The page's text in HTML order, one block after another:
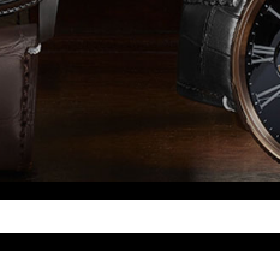
（需提前预约）